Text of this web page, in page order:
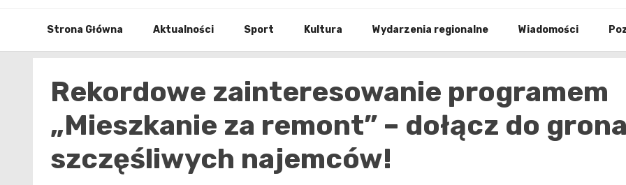
Strona Główna Aktualności Sport Kultura Wydarzenia regionalne Wiadomości
Rekordowe zainteresowanie programem
„Mieszkanie za remont” – dołącz do grona
szczęśliwych najemców!